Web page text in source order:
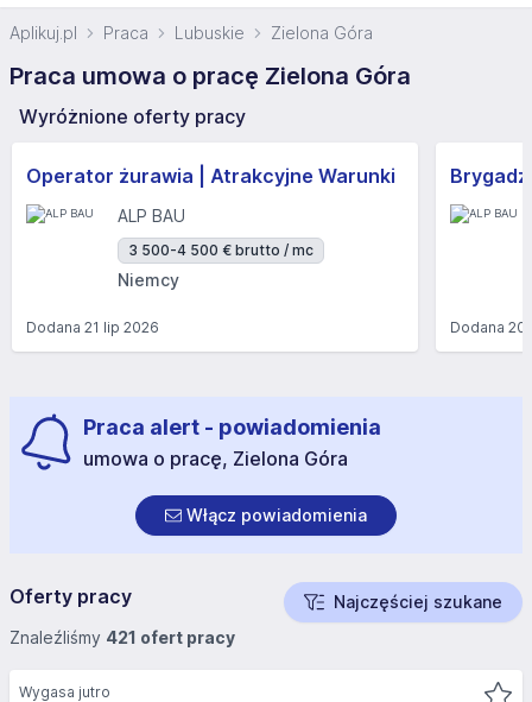
Aplikuj.pl Praca Lubuskie Zielona Góra
Praca umowa o pracę Zielona Góra
Wyróżnione oferty pracy
Operator żurawia | Atrakcyjne Warunki
ALP BAU
3 500-4 500 € brutto / mc
Niemcy
Dodana 21 lip 2026 Dodana20
Praca alert - powiadomienia
umowa o pracę, Zielona Góra
Włącz powiadomienia
Oferty pracy
Najczęściej szukane
Znaleźliśmy 421 ofert pracy
Wygasa jutro